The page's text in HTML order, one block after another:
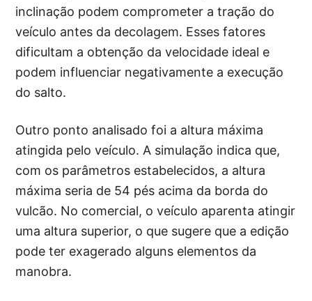
inclinação podem comprometer a tração do
veículo antes da decolagem. Esses fatores
dificultam a obtenção da velocidade ideal e
podem influenciar negativamente a execução
do salto.
Outro ponto analisado foi a altura máxima
atingida pelo veículo. A simulação indica que,
com os parâmetros estabelecidos, a altura
máxima seria de 54 pés acima da borda do
vulcão. No comercial, o veículo aparenta atingir
uma altura superior, o que sugere que a edição
pode ter exagerado alguns elementos da
manobra.